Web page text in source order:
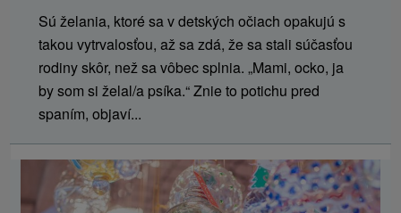
Sú želania, ktoré sa v detských očiach opakujú s
takou vytrvalosťou, až sa zdá, že sa stali súčasťou
rodiny skôr, než sa vôbec splnia. „Mami, ocko, ja
by som si želal/a psíka.“ Znie to potichu pred
spaním, objaví...